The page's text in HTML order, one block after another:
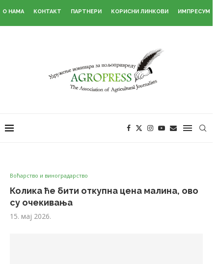
О НАМА КОНТАКТ ПАРТНЕРИ КОРИСНИ ЛИНКОВИ ИМПРЕСУМ
Воћарство и виноградарство
Колика ће бити откупна цена малина, ово
су очекивања
15. мај 2026.